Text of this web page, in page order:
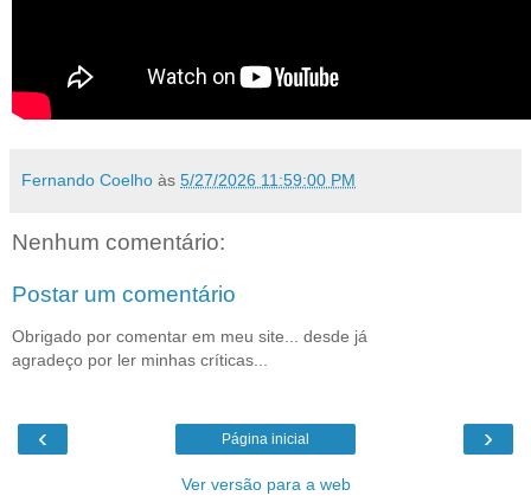
Fernando Coelho às 5/27/2026 11:59:00 PM
Nenhum comentário:
Postar um comentário
Obrigado por comentar em meu site... desde já
agradeço por ler minhas críticas...
‹ ›
Página inicial
Ver versão para a web